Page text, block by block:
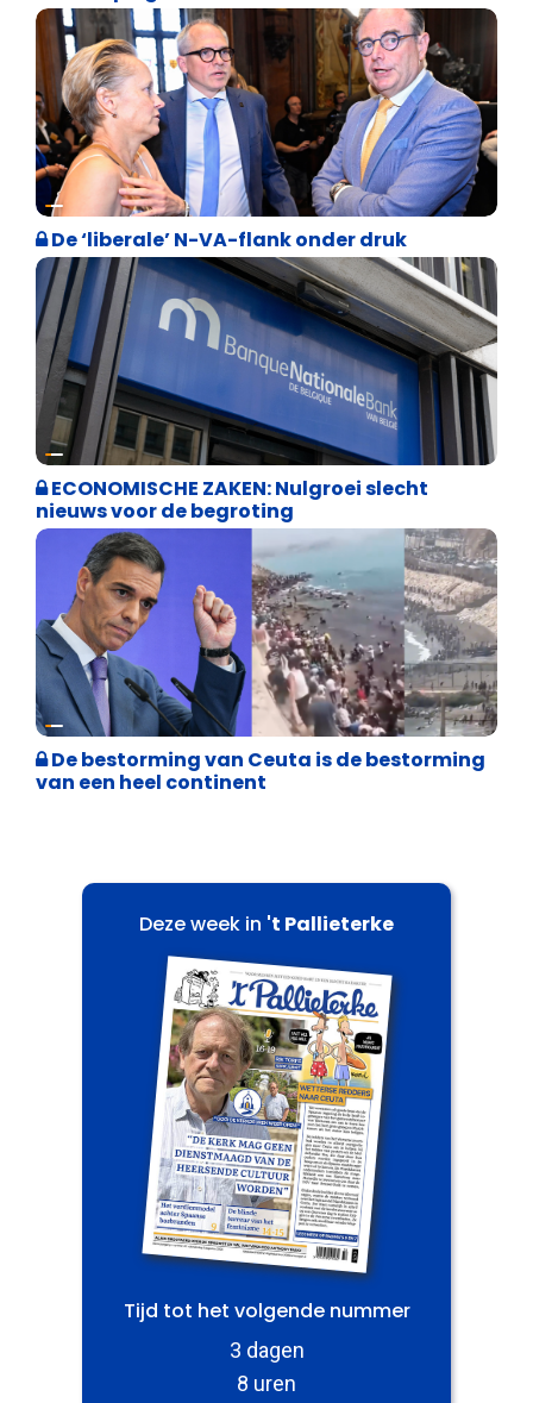
Binnenland politiek
De ‘liberale’ N-VA-flank onder druk
Binnenland politiek
ECONOMISCHE ZAKEN: Nulgroei slecht
nieuws voor de begroting
Asiel en Migratie
De bestorming van Ceuta is de bestorming
van een heel continent
Deze week in 't Pallieterke
Tijd tot het volgende nummer
3 dagen
8 uren